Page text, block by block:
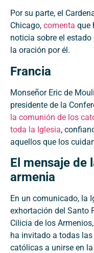
Por su parte, el
Chicago, comenta que
noticia sobre el estado
la oración por él.
Francia
Monseñor Eric de
presidente de la
la comunión de los
toda la Iglesia,
aquellos que los
El mensaje de
armenia
En un comunicado, la
exhortación del Santo
Cilicia de los
ha invitado a todas
católicas a unirse en